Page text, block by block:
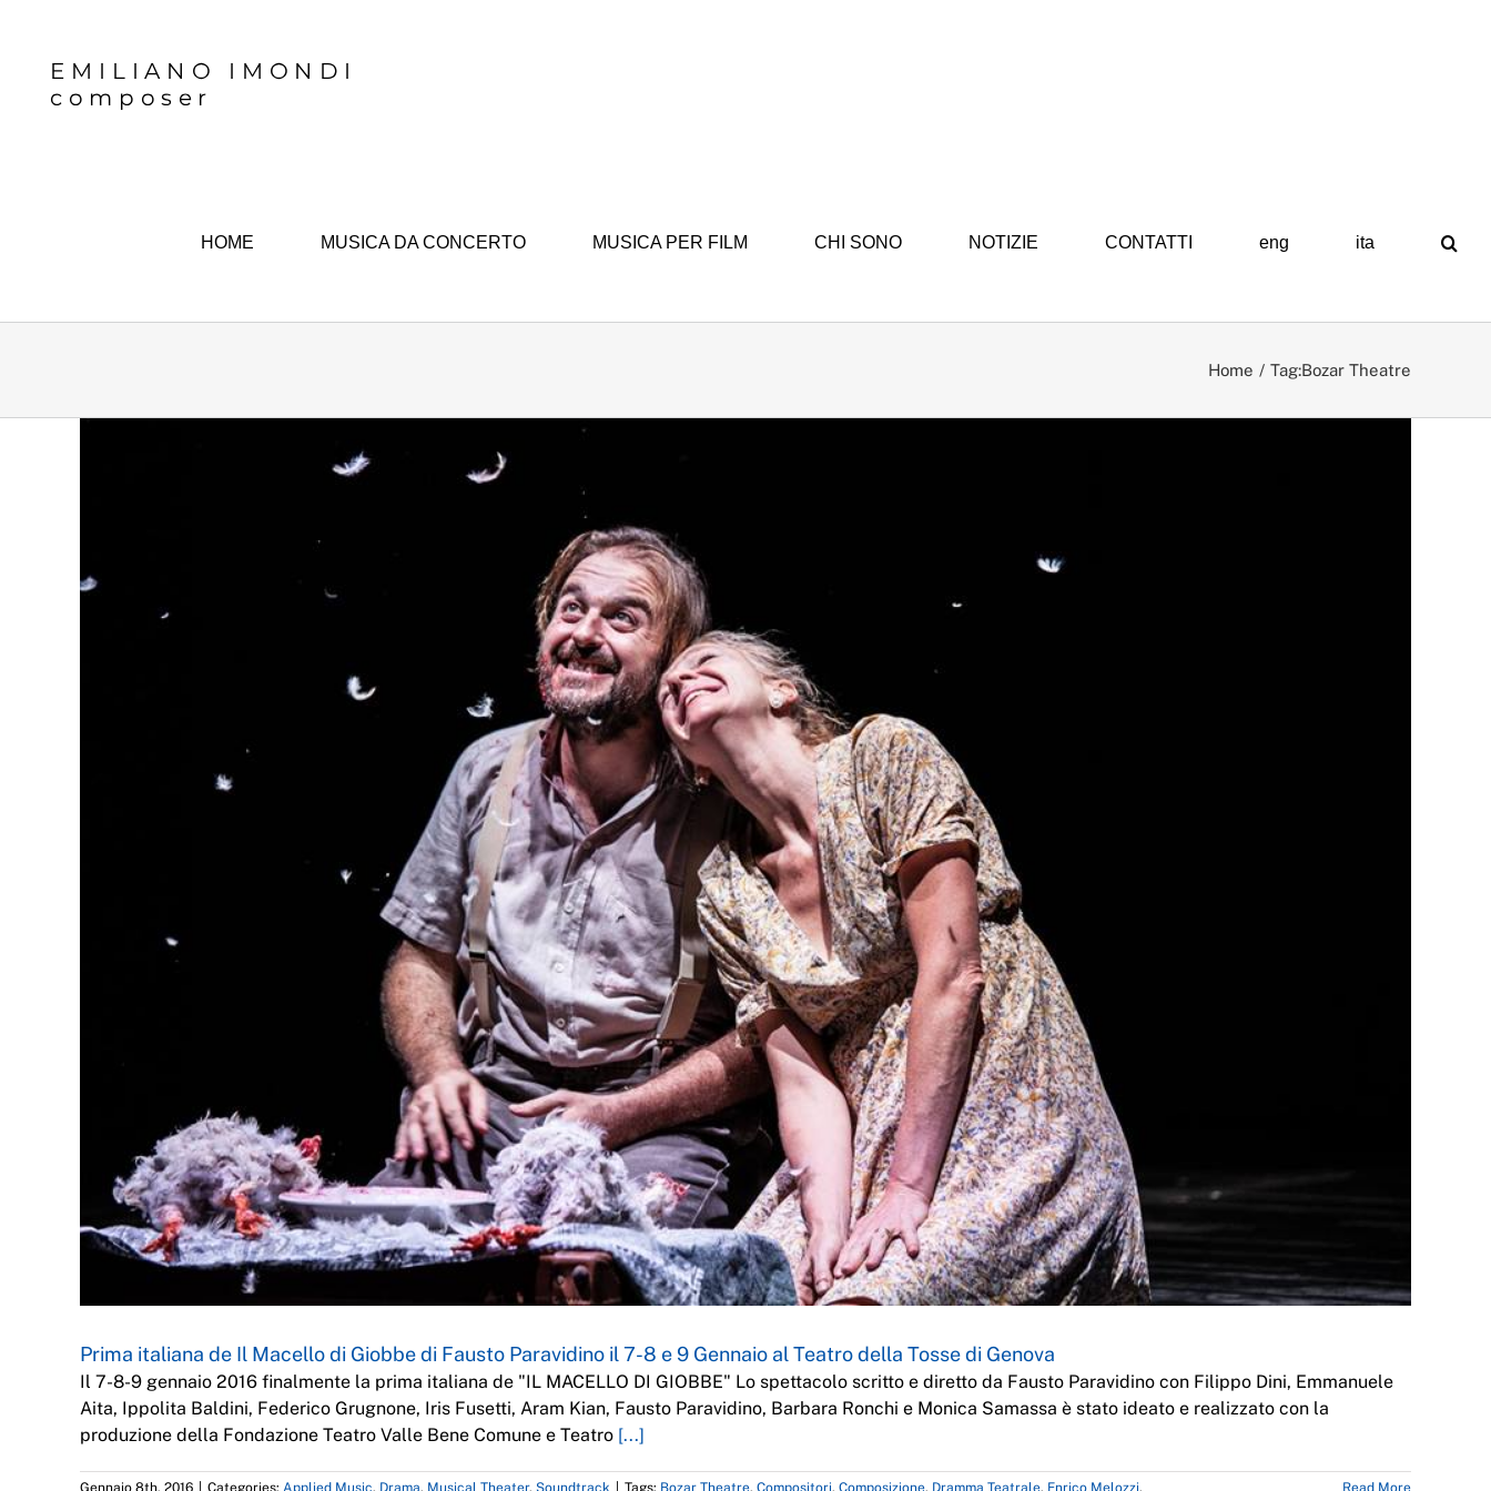
content
HOME MUSICA DA CONCERTO MUSICA PER FILM CHI SONO NOTIZIE CONTATTI eng ita
Home Tag:Bozar Theatre
Applied Music Drama Musical Theater Soundtrack
Prima italiana de Il Macello di Giobbe di Fausto Paravidino il 7-8 e 9 Gennaio al Teatro della Tosse di Genova
Il 7-8-9 gennaio 2016 finalmente la prima italiana de "IL MACELLO DI GIOBBE" Lo spettacolo scritto e diretto da Fausto Paravidino con Filippo Dini, Emmanuele
Aita, Ippolita Baldini, Federico Grugnone, Iris Fusetti, Aram Kian, Fausto Paravidino, Barbara Ronchi e Monica Samassa è stato ideato e realizzato con la
produzione della Fondazione Teatro Valle Bene Comune e Teatro [...]
Gennaio 8th, 2016 Categories: Applied Music, Drama, Musical Theater, Soundtrack Tags: Bozar Theatre, Compositori, Composizione, Dramma Teatrale, Enrico Melozzi, Read More